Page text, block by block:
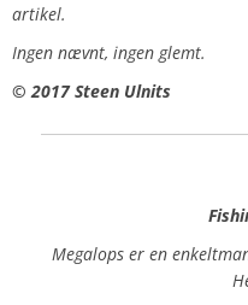
artikel.
Ingen nævnt, ingen glemt.
© 2017 Steen Ulnits
Megalops er en